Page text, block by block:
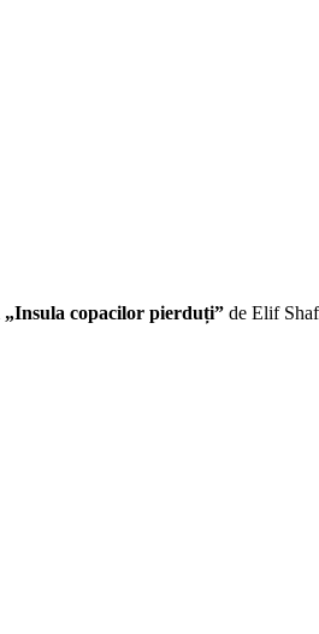
„Insula copacilor pierduți” de Elif